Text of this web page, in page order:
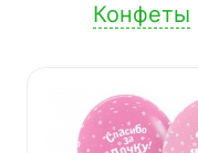
Конфеты